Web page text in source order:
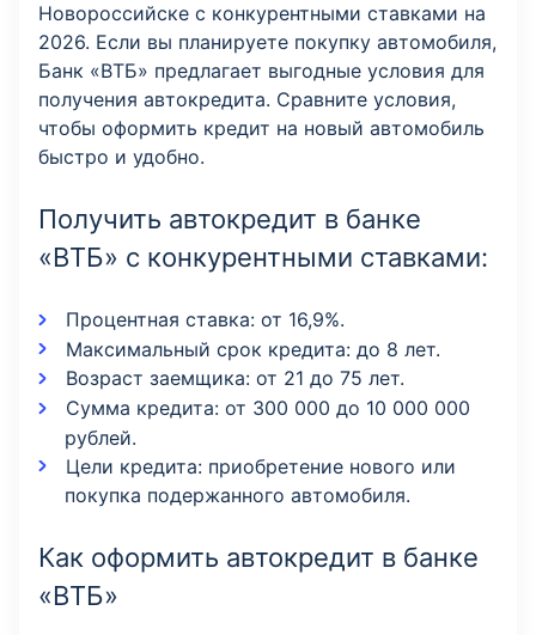
Новороссийске с конкурентными ставками на
2026. Если вы планируете покупку автомобиля,
Банк «ВТБ» предлагает выгодные условия для
получения автокредита. Сравните условия,
чтобы оформить кредит на новый автомобиль
быстро и удобно.
Получить автокредит в банке
«ВТБ» с конкурентными ставками:
Процентная ставка: от 16,9%.
Максимальный срок кредита: до 8 лет.
Возраст заемщика: от 21 до 75 лет.
Сумма кредита: от 300 000 до 10 000 000
рублей.
Цели кредита: приобретение нового или
покупка подержанного автомобиля.
Как оформить автокредит в банке
«ВТБ»